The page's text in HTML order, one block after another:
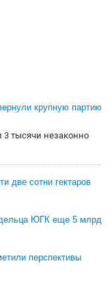
крупную партию
3 тысячи незаконно
две сотни гектаров
ЮГК еще 5 млрд
перспективы